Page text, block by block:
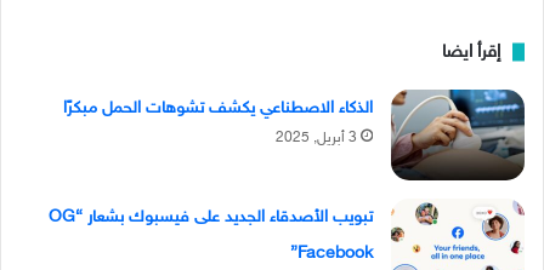
إقرأ ايضا
الذكاء الاصطناعي يكشف تشوهات الحمل مبكرًا
3 أبريل, 2025
تبويب الأصدقاء الجديد على فيسبوك بشعار “OG
Facebook”